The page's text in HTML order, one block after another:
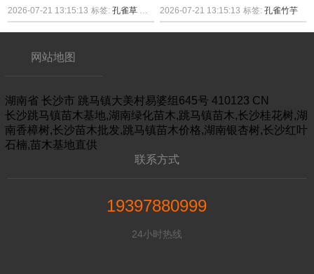
2026-07-21 13:15:13 标签:孔雀草 价格 2026-07-21 13:15:13 标签:孔雀竹芋
网站地图
湖南省 长沙市 跳马镇大美村易婆组645号 410123 CN
长沙跳马镇苗木基地,湖南绿化苗木,跳马镇苗木,长沙桂花树,湖
南香樟树,长沙苗木批发,跳马镇苗木价格,湖南银杏树,长沙红叶
石楠,苗木基地直供
联系方式
19397880999
24小时热线